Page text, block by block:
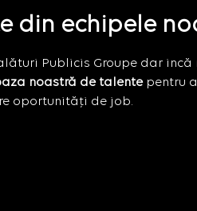
din echipele
Publicis Groupe dar
noastră de talentepentru
oportunități de job.